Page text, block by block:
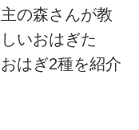
の森さんが教
いおはぎた
はぎ2種を紹介